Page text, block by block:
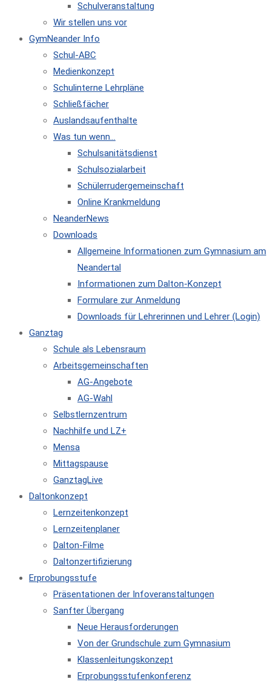
Schulveranstaltung
Wir stellen uns vor
GymNeander Info
Schul-ABC
Medienkonzept
Schulinterne Lehrpläne
Schließfächer
Auslandsaufenthalte
Was tun wenn…
Schulsanitätsdienst
Schulsozialarbeit
Schülerrudergemeinschaft
Online Krankmeldung
NeanderNews
Downloads
Allgemeine Informationen zum Gymnasium am
Neandertal
Informationen zum Dalton-Konzept
Formulare zur Anmeldung
Downloads für Lehrerinnen und Lehrer (Login)
Ganztag
Schule als Lebensraum
Arbeitsgemeinschaften
AG-Angebote
AG-Wahl
Selbstlernzentrum
Nachhilfe und LZ+
Mensa
Mittagspause
GanztagLive
Daltonkonzept
Lernzeitenkonzept
Lernzeitenplaner
Dalton-Filme
Daltonzertifizierung
Erprobungsstufe
Präsentationen der Infoveranstaltungen
Sanfter Übergang
Neue Herausforderungen
Von der Grundschule zum Gymnasium
Klassenleitungskonzept
Erprobungsstufenkonferenz